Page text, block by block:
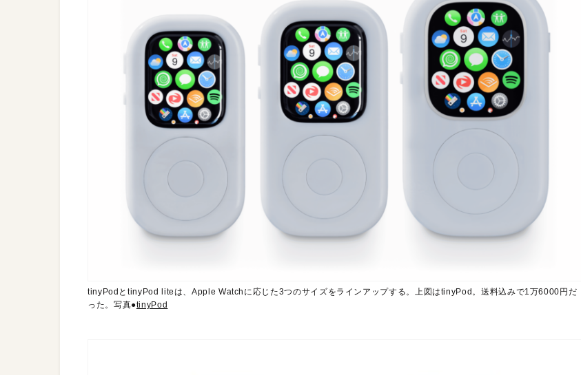
tinyPodとtinyPod liteは、Apple Watchに応じた3つのサイズをラインアップする。上図はtinyPod。送料込みで1万6000円だ
った。写真●tinyPod